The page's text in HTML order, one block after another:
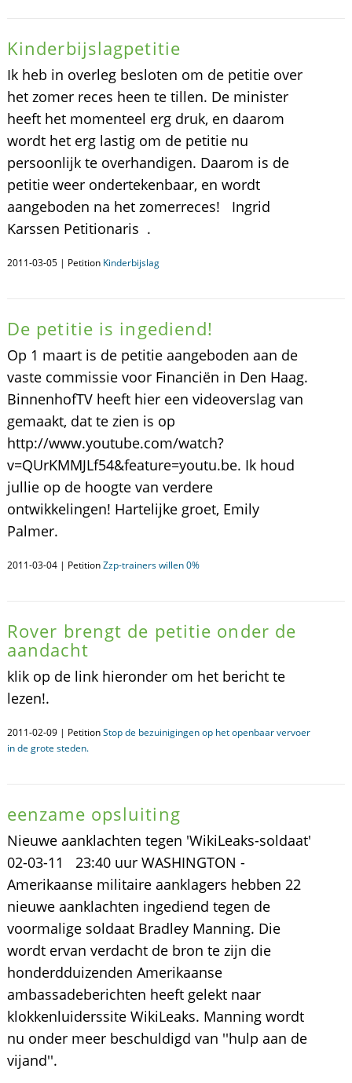
Kinderbijslagpetitie
Ik heb in overleg besloten om de petitie over
het zomer reces heen te tillen. De minister
heeft het momenteel erg druk, en daarom
wordt het erg lastig om de petitie nu
persoonlijk te overhandigen. Daarom is de
petitie weer ondertekenbaar, en wordt
aangeboden na het zomerreces! Ingrid
Karssen Petitionaris .
2011-03-05 | Petition Kinderbijslag
De petitie is ingediend!
Op 1 maart is de petitie aangeboden aan de
vaste commissie voor Financiën in Den Haag.
BinnenhofTV heeft hier een videoverslag van
gemaakt, dat te zien is op
http://www.youtube.com/watch?
v=QUrKMMJLf54&feature=youtu.be. Ik houd
jullie op de hoogte van verdere
ontwikkelingen! Hartelijke groet, Emily
Palmer.
2011-03-04 | PetitionZzp-trainers willen 0%
Rover brengt de petitie onder de
aandacht
klik op de link hieronder om het bericht te
lezen!.
2011-02-09 | PetitionStop de bezuinigingen op het openbaar vervoer
in de grote steden.
eenzame opsluiting
Nieuwe aanklachten tegen 'WikiLeaks-soldaat'
02-03-11 23:40 uur WASHINGTON -
Amerikaanse militaire aanklagers hebben 22
nieuwe aanklachten ingediend tegen de
voormalige soldaat Bradley Manning. Die
wordt ervan verdacht de bron te zijn die
honderdduizenden Amerikaanse
ambassadeberichten heeft gelekt naar
klokkenluiderssite WikiLeaks. Manning wordt
nu onder meer beschuldigd van ''hulp aan de
vijand''.